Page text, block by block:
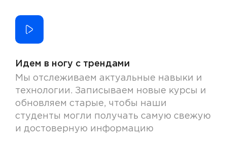
Идем в ногу с трендами
Мы отслеживаем актуальные навыки и
технологии. Записываем новые курсы и
обновляем старые, чтобы наши
студенты могли получать самую свежую
и достоверную информацию